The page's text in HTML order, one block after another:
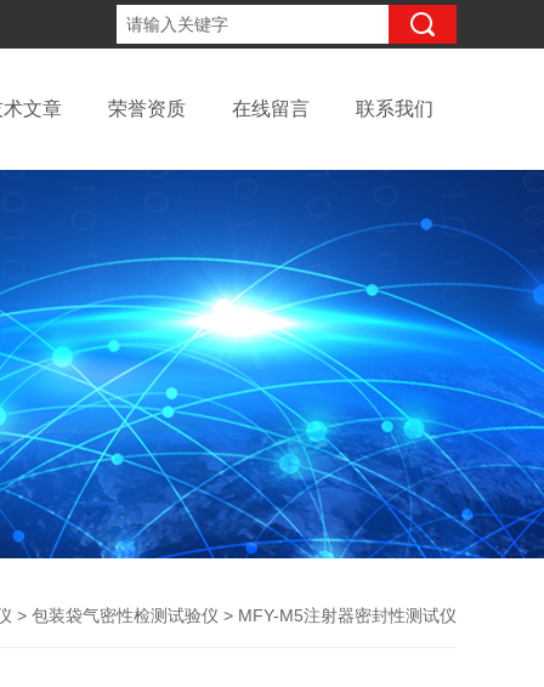
术文章 荣誉资质 在线留言 联系我们
> 包装袋气密性检测试验仪 > MFY-M5注射器密封性测试仪